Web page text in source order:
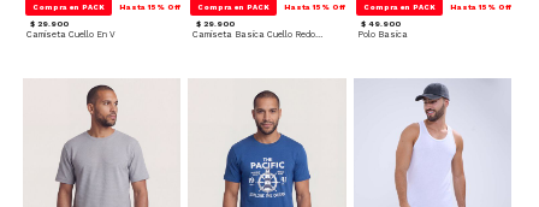
Compra en PACK Hasta 15% Off
$ 29.900
Camiseta Cuello En V
Compra en PACK Hasta 15% Off
$ 29.900
Camiseta Basica Cuello Redondo
Compra en PACK Hasta 15% Off
$ 49.900
Polo Basica